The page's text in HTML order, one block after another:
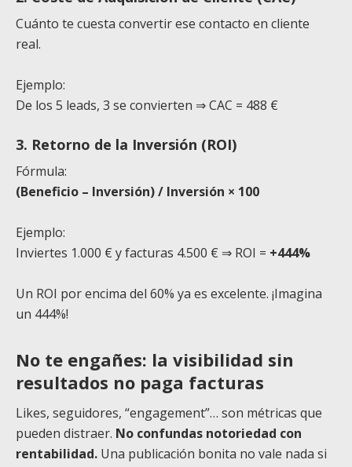
Cuánto te cuesta convertir ese contacto en cliente
real.
Ejemplo:
De los 5 leads, 3 se convierten ⇒ CAC = 488 €
3. Retorno de la Inversión (ROI)
Fórmula:
(Beneficio – Inversión) / Inversión × 100
Ejemplo:
Inviertes 1.000 € y facturas 4.500 € ⇒ ROI = +444%
Un ROI por encima del 60% ya es excelente. ¡Imagina
un 444%!
No te engañes: la visibilidad sin
resultados no paga facturas
Likes, seguidores, “engagement”… son métricas que
pueden distraer. No confundas notoriedad con
rentabilidad. Una publicación bonita no vale nada si